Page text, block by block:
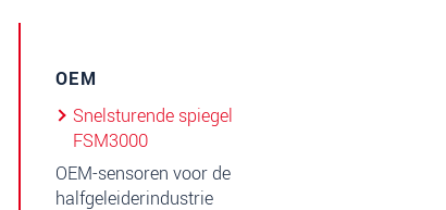
OEM
Snelsturende spiegel
FSM3000
OEM-sensoren voor de
halfgeleiderindustrie